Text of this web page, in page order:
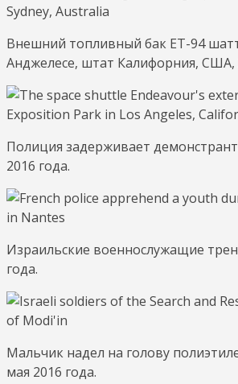
Внешний топливный бак ET-94
Анджелесе, штат Калифорния, США,
Полиция задерживает
2016 года.
Израильские военнослужащие
года.
Мальчик надел на голову
мая 2016 года.